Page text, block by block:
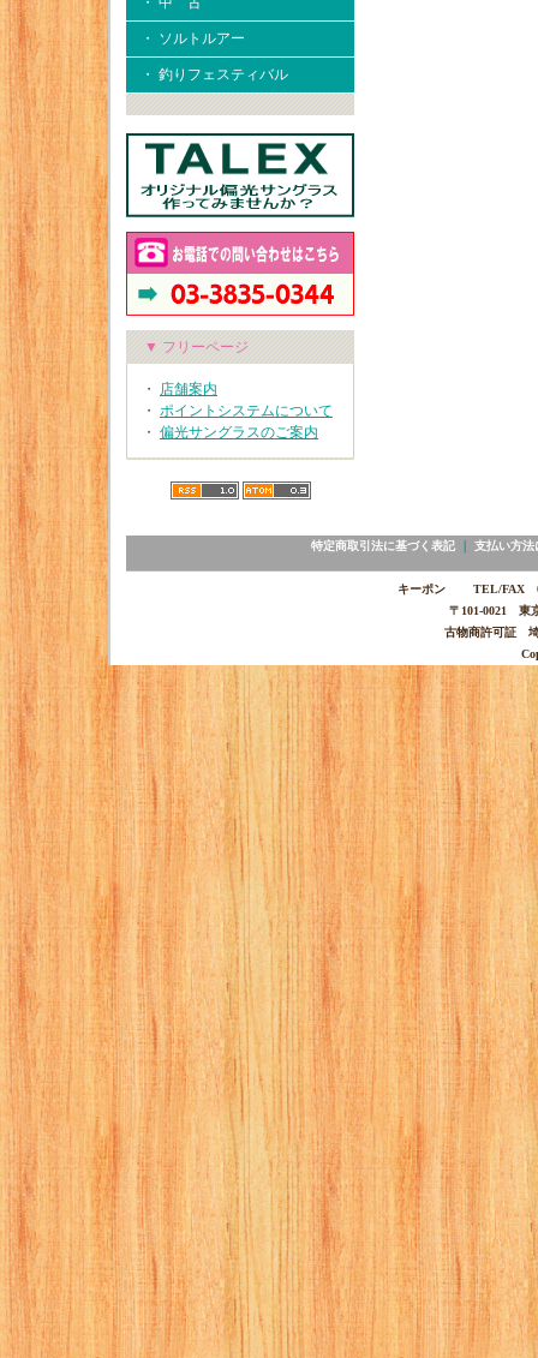
・ ソルトルアー
・ 釣りフェスティバル
▼ フリーページ
・ 店舗案内
・ ポイントシステムについて
・ 偏光サングラスのご案内
特定商取引法に基づく表記｜ 支払い方法
キーポン TEL/FAX
〒101-0021 東
古物商許可証